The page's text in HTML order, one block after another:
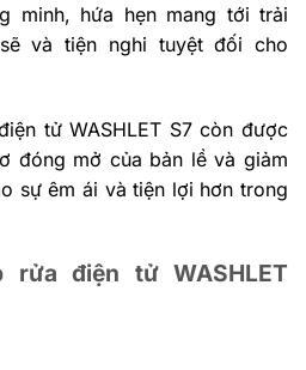
minh, hứa hẹn mang tới trải
và tiện nghi tuyệt đối cho
tử WASHLET S7 còn được
đóng mở của bản lề và giảm
sự êm ái và tiện lợi hơn trong
điện tử WASHLET